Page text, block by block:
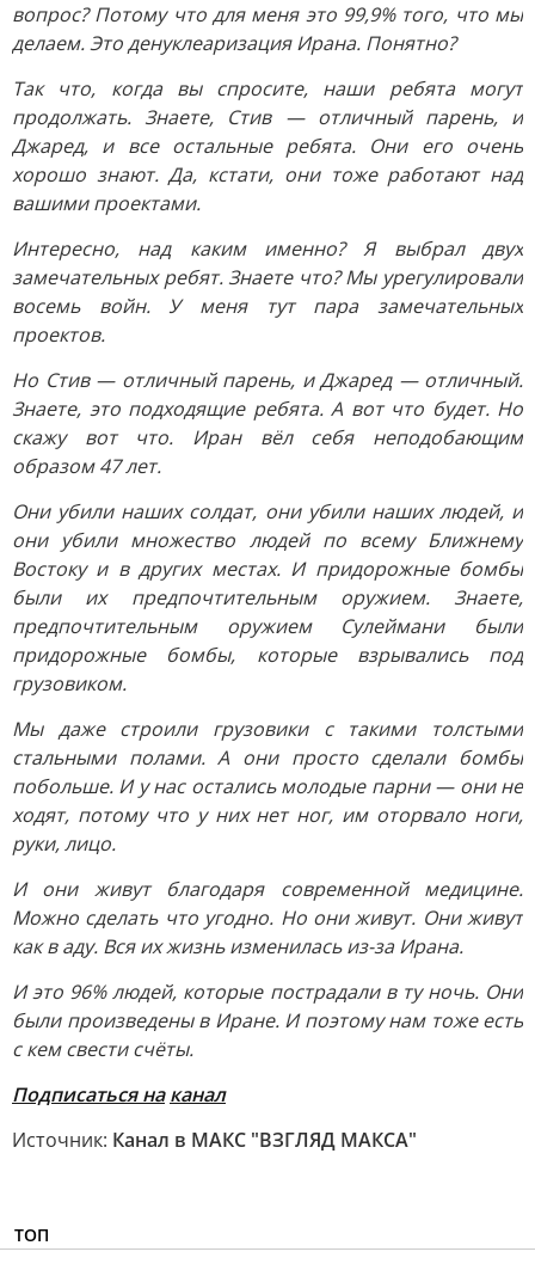
вопрос? Потому что для меня это 99,9% того, что мы
делаем. Это денуклеаризация Ирана. Понятно?
Так что, когда вы спросите, наши ребята могут
продолжать. Знаете, Стив — отличный парень, и
Джаред, и все остальные ребята. Они его очень
хорошо знают. Да, кстати, они тоже работают над
вашими проектами.
Интересно, над каким именно? Я выбрал двух
замечательных ребят. Знаете что? Мы урегулировали
восемь войн. У меня тут пара замечательных
проектов.
Но Стив — отличный парень, и Джаред — отличный.
Знаете, это подходящие ребята. А вот что будет. Но
скажу вот что. Иран вёл себя неподобающим
образом 47 лет.
Они убили наших солдат, они убили наших людей, и
они убили множество людей по всему Ближнему
Востоку и в других местах. И придорожные бомбы
были их предпочтительным оружием. Знаете,
предпочтительным оружием Сулеймани были
придорожные бомбы, которые взрывались под
грузовиком.
Мы даже строили грузовики с такими толстыми
стальными полами. А они просто сделали бомбы
побольше. И у нас остались молодые парни — они не
ходят, потому что у них нет ног, им оторвало ноги,
руки, лицо.
И они живут благодаря современной медицине.
Можно сделать что угодно. Но они живут. Они живут
как в аду. Вся их жизнь изменилась из-за Ирана.
И это 96% людей, которые пострадали в ту ночь. Они
были произведены в Иране. И поэтому нам тоже есть
с кем свести счёты.
Подписаться на канал
Источник: Канал в МАКС "ВЗГЛЯД МАКСА"
ТОП